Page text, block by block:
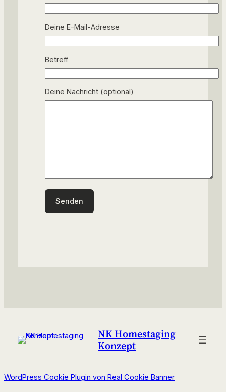
Deine E-Mail-Adresse
Betreff
Deine Nachricht (optional)
NK Homestaging
Konzept
WordPress Cookie Plugin von Real Cookie Banner